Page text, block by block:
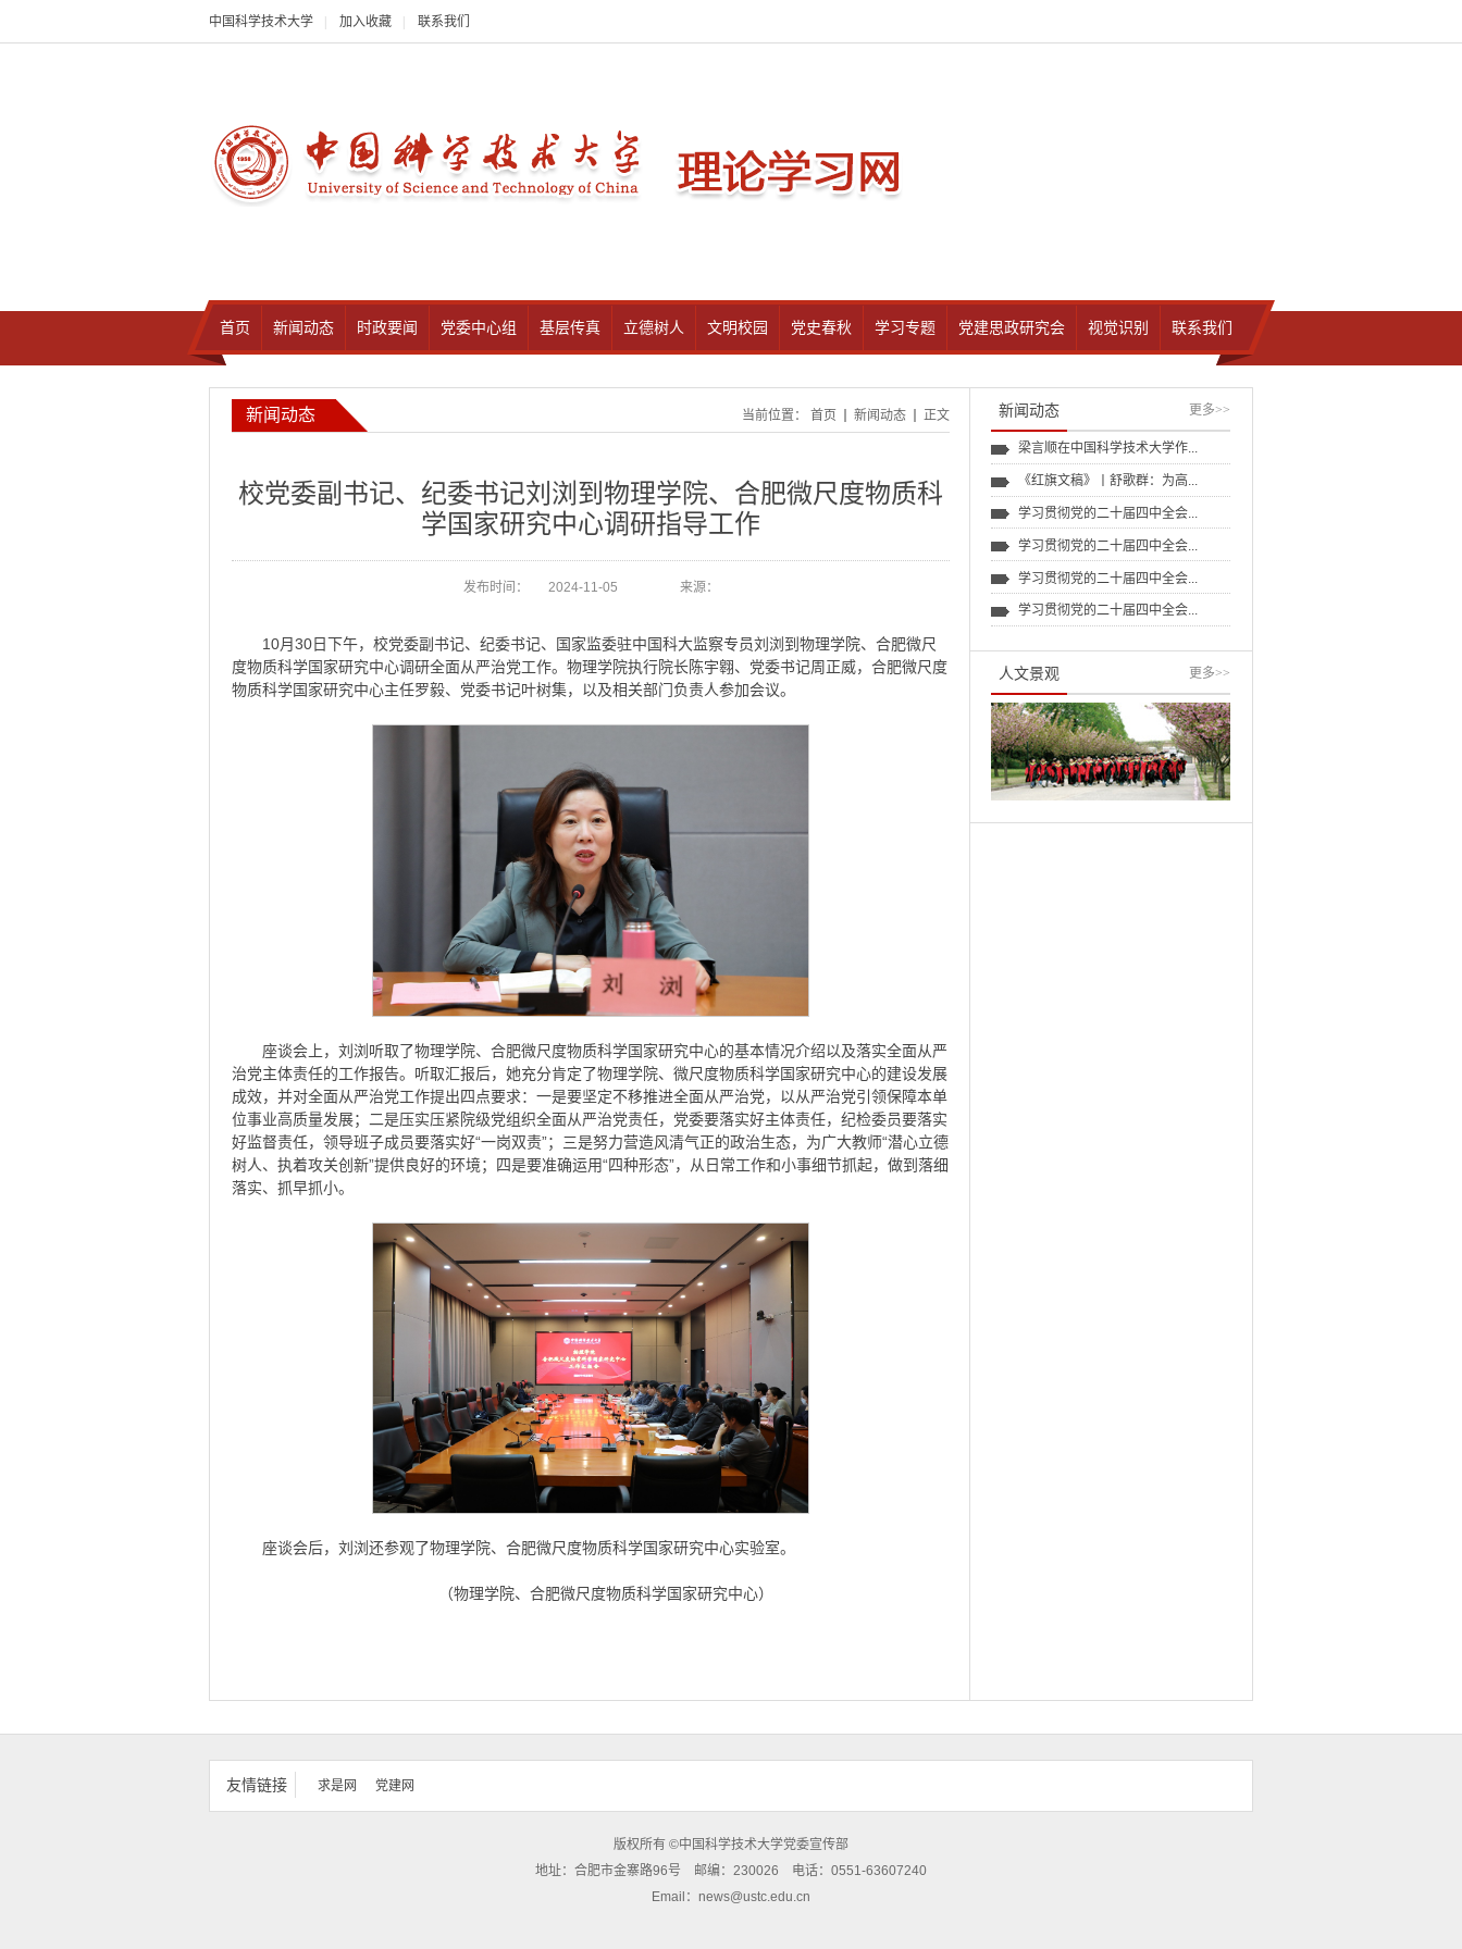
中国科学技术大学 加入收藏 联系我们
首页 新闻动态 时政要闻 党委中心组 基层传真 立德树人 文明校园 党史春秋 学习专题 党建思政研究会 视觉识别 联系我们
新闻动态 当前位置： 首页 新闻动态 正文
校党委副书记、纪委书记刘浏到物理学院、合肥微尺度物质科
学国家研究中心调研指导工作
发布时间： 2024-11-05 来源：
10月30日下午，校党委副书记、纪委书记、国家监委驻中国科大监察专员刘浏到物理学院、 合肥微尺
度物质科学国家研究中心调研全面从严治党工作。物理学院执行院长陈宇翱、党委书记周正威， 合肥微尺度
物质科学国家研究中心主任罗毅、党委书记叶树集，以及相关部门负责人参加会议。
座谈会上，刘浏听取了物理学院、 合肥微尺度物质科学国家研究中心的基本情况介绍以及落实全面从严
治党主体责任的工作报告。听取汇报后，她充分肯定了物理学院、微尺度物质科学国家研究中心的建设发展
成效，并对全面从严治党工作提出四点要求：一是要坚定不移推进全面从严治党，以从严治党引领保障本单
位事业高质量发展；二是压实压紧院级党组织全面从严治党责任，党委要落实好主体责任，纪检委员要落实
好监督责任，领导班子成员要落实好“一岗双责”；三是努力营造风清气正的政治生态，为广大教师“潜心立德
树人、执着攻关创新”提供良好的环境；四是要准确运用“四种形态”，从日常工作和小事细节抓起，做到落细
落实、抓早抓小。
座谈会后，刘浏还参观了物理学院、合肥微尺度物质科学国家研究中心实验室。
（物理学院、合肥微尺度物质科学国家研究中心）
新闻动态 更多>>
梁言顺在中国科学技术大学作...
《红旗文稿》丨舒歌群：为高...
学习贯彻党的二十届四中全会...
学习贯彻党的二十届四中全会...
学习贯彻党的二十届四中全会...
学习贯彻党的二十届四中全会...
人文景观 更多>>
友情链接 求是网 党建网
版权所有 ©中国科学技术大学党委宣传部
地址：合肥市金寨路96号 邮编：230026 电话：0551-63607240
Email：news@ustc.edu.cn